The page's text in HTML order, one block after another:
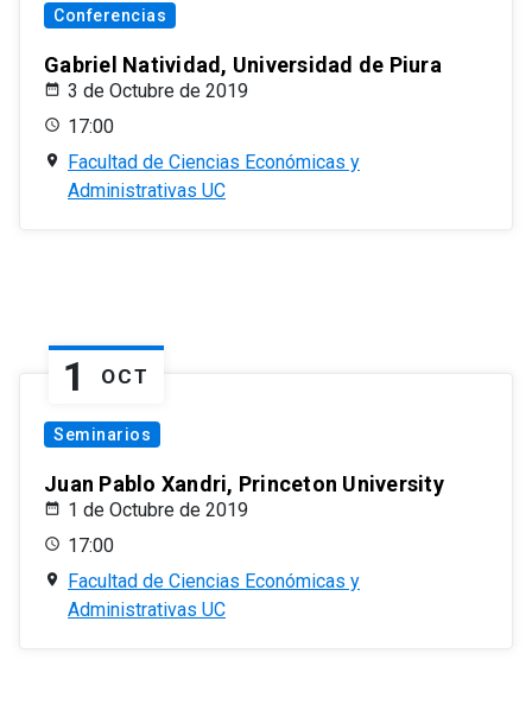
Conferencias
Gabriel Natividad, Universidad de Piura
3 de Octubre de 2019
17:00
Facultad de Ciencias Económicas y
Administrativas UC
1 OCT
Seminarios
Juan Pablo Xandri, Princeton University
1 de Octubre de 2019
17:00
Facultad de Ciencias Económicas y
Administrativas UC